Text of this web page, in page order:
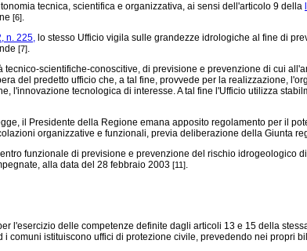
tecnica, scientifica e organizzativa, ai sensi dell'articolo 9 della
[6].
n. 225, lo stesso Ufficio vigila sulle grandezze idrologiche al fine di
[7].
scientifiche-conoscitive, di previsione e prevenzione di cui
del predetto ufficio che, a tal fine, provvede per la realizzazione,
l'innovazione tecnologica di interesse. A tal fine l'Ufficio utilizza
il Presidente della Regione emana apposito regolamento per il
organizzative e funzionali, previa deliberazione della Giunta
funzionale di previsione e prevenzione del rischio idrogeologico
alla data del 28 febbraio 2003 [11].
l'esercizio delle competenze definite dagli articoli 13 e 15 della
i comuni istituiscono uffici di protezione civile, prevedendo nei propri